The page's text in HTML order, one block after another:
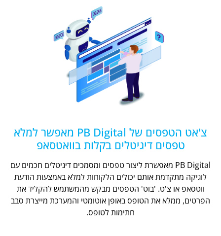
צ'אט הטפסים של PB Digital מאפשר למלא
טפסים דיגיטלים בקלות בוואטסאפ
PB Digital מאפשרת ליצור טפסים ומסמכים דיגיטלים חכמים עם
לוגיקה מתקדמת אותם יכולים הלקוחות למלא באמצעות הודעת
ווטסאפ או צ'ט. 'בוט' הטפסים מבקש מהמשתמש להקליד את
הפרטים, ממלא את הטופס באופן אוטומטי והמערכת מייצרת סבב
חתימות לטופס.